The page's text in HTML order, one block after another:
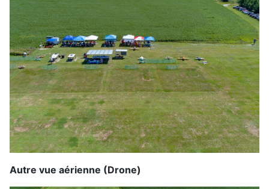
Autre vue aérienne (Drone)